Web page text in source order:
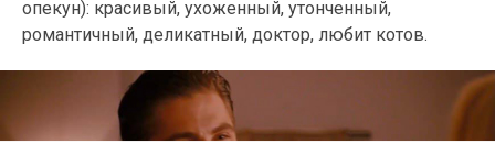
опекун): красивый, ухоженный, утонченный,
романтичный, деликатный, доктор, любит котов.